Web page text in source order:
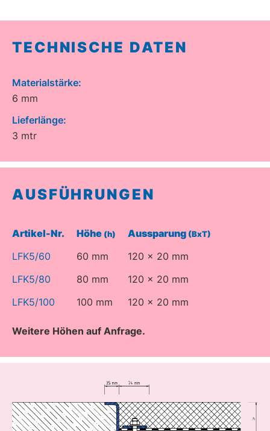
TECHNISCHE DATEN
Materialstärke:
6 mm
Lieferlänge:
3 mtr
AUSFÜHRUNGEN
Artikel-Nr. Höhe (h) Aussparung (BxT)
LFK5/60 60 mm
120 x 20 mm
LFK5/80
80 mm
120 x 20 mm
LFK5/100
100 mm 120 x 20 mm
Weitere Höhen auf Anfrage.